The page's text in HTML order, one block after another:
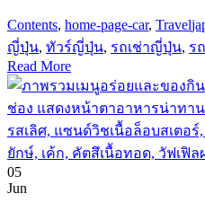
Contents, home-page-car, Travel
ญี่ปุ่น, ทัวร์ญี่ปุ่น, รถเช่าญี่ปุ่น, ร
Read More
05
Jun